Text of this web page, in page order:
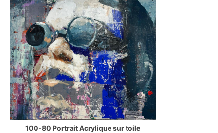
100-80 Portrait Acrylique sur toile